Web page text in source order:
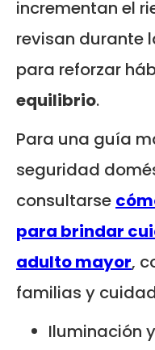
incrementan el
revisan durante
para reforzar
equilibrio.
Para una guía
seguridad
consultarse
para brindar
adulto mayor,
familias y
Iluminación